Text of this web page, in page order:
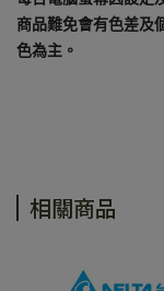
商品難免會有色差及
色為主。
相關商品